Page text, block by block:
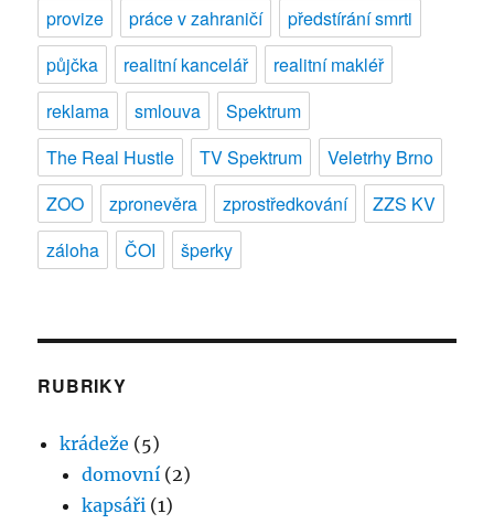
provize
práce v zahraničí
předstírání smrti
půjčka
realitní kancelář
realitní makléř
reklama
smlouva
Spektrum
The Real Hustle
TV Spektrum
Veletrhy Brno
ZOO
zpronevěra zprostředkování
ZZS KV
záloha
ČOI šperky
RUBRIKY
krádeže (5)
domovní (2)
kapsáři (1)